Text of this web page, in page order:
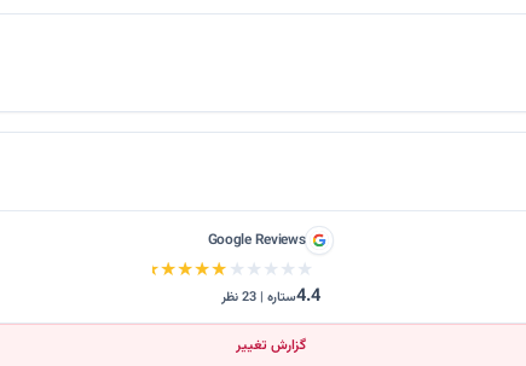
Google Reviews
★★★★★
★★★★★
4.4ستاره | 23 نظر
گزارش تغییر